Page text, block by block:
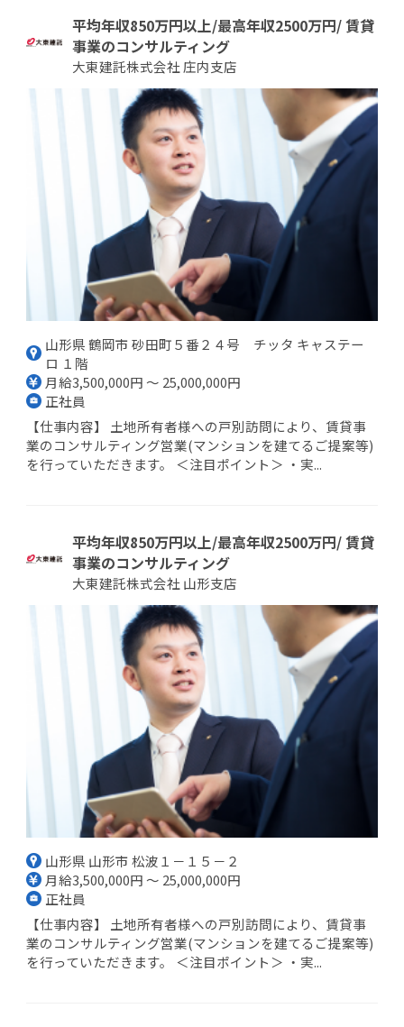
平均年収850万円以上/最高年収2500万円/ 賃貸
事業のコンサルティング
大東建託株式会社 庄内支店
山形県 鶴岡市 砂田町５番２４号 チッタ キャステー
ロ １階
月給3,500,000円 ～ 25,000,000円
正社員
【仕事内容】 土地所有者様への戸別訪問により、賃貸事
業のコンサルティング営業(マンションを建てるご提案等)
を行っていただきます。 ＜注目ポイント＞ ・実...
平均年収850万円以上/最高年収2500万円/ 賃貸
事業のコンサルティング
大東建託株式会社 山形支店
山形県 山形市 松波１－１５－２
月給3,500,000円 ～ 25,000,000円
正社員
【仕事内容】 土地所有者様への戸別訪問により、賃貸事
業のコンサルティング営業(マンションを建てるご提案等)
を行っていただきます。 ＜注目ポイント＞ ・実...